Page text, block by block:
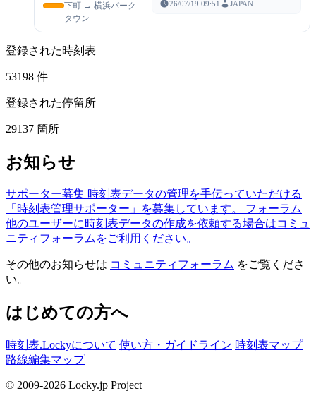
下町 → 横浜パーク
タウン
26/07/19 09:51 JAPAN
登録された時刻表
53198 件
登録された停留所
29137 箇所
お知らせ
サポーター募集 時刻表データの管理を手伝っていただける
「時刻表管理サポーター」を募集しています。
フォーラム
他のユーザーに時刻表データの作成を依頼する場合はコミュ
ニティフォーラムをご利用ください。
その他のお知らせは コミュニティフォーラム をご覧くださ
い。
はじめての方へ
時刻表.Lockyについて 使い方・ガイドライン 時刻表マップ
路線編集マップ
© 2009-2026 Locky.jp Project